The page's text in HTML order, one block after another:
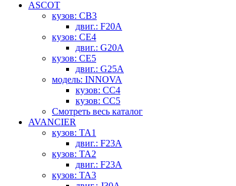
ASCOT
кузов: CB3
двиг.: F20A
кузов: CE4
двиг.: G20A
кузов: CE5
двиг.: G25A
модель: INNOVA
кузов: CC4
кузов: CC5
Смотреть весь каталог
AVANCIER
кузов: TA1
двиг.: F23A
кузов: TA2
двиг.: F23A
кузов: TA3